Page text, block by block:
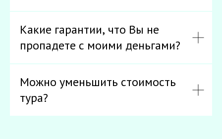
Какие гарантии, что Вы не
пропадете с моими деньгами?
Можно уменьшить стоимость
тура?